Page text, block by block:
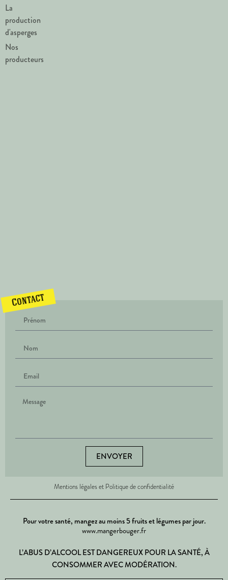
La
production
d'asperges
Nos
producteurs
Contact
ENVOYER
Mentions légales et Politique de confidentialité
Pour votre santé, mangez au moins 5 fruits et légumes par jour.
www.mangerbouger.fr
L’ABUS D’ALCOOL EST DANGEREUX POUR LA SANTÉ, À
CONSOMMER AVEC MODÉRATION.